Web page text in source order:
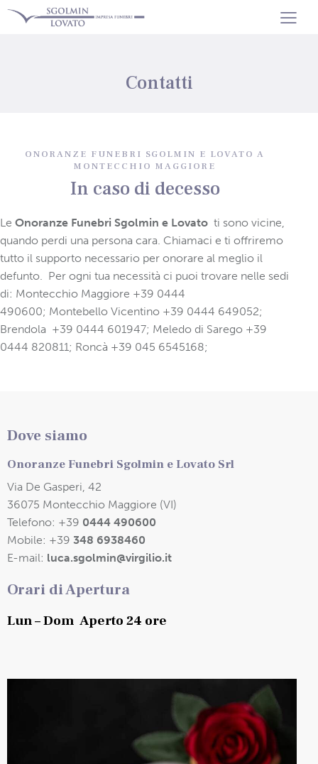
Contatti
ONORANZE FUNEBRI SGOLMIN E LOVATO A
MONTECCHIO MAGGIORE
In caso di decesso
Le Onoranze Funebri Sgolmin e Lovato ti sono vicine,
quando perdi una persona cara. Chiamaci e ti offriremo
tutto il supporto necessario per onorare al meglio il
defunto. Per ogni tua necessità ci puoi trovare nelle sedi
di: Montecchio Maggiore +39 0444
490600; Montebello Vicentino +39 0444 649052;
Brendola +39 0444 601947; Meledo di Sarego +39
0444 820811; Roncà +39 045 6545168;
Dove siamo
Onoranze Funebri Sgolmin e Lovato Srl
Via De Gasperi, 42
36075 Montecchio Maggiore (VI)
Telefono: +39 0444 490600
Mobile: +39 348 6938460
E-mail: luca.sgolmin@virgilio.it
Orari di Apertura
Lun – Dom Aperto 24 ore